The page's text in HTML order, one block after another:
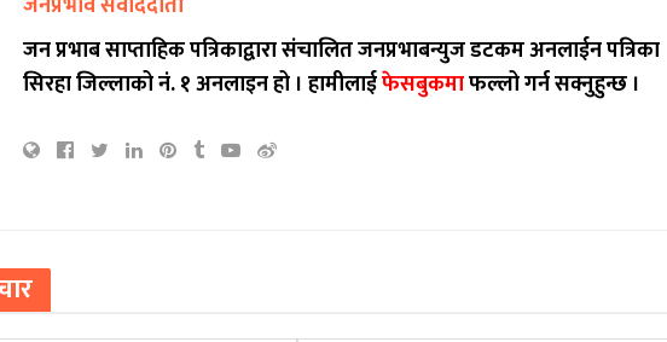
जन प्रभाब साप्ताहिक पत्रिकाद्वारा संचालित जनप्रभाबन्युज डटकम अनलाईन पत्रिका
सिरहा जिल्लाको नं. १ अनलाइन हो ।हामीलाईफेसबुकमाफल्लो गर्न सक्नुहुन्छ ।